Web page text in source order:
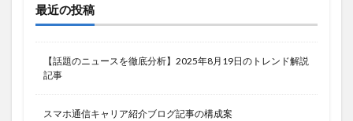
最近の投稿
【話題のニュースを徹底分析】2025年8月19日のトレンド解説
記事
スマホ通信キャリア紹介ブログ記事の構成案